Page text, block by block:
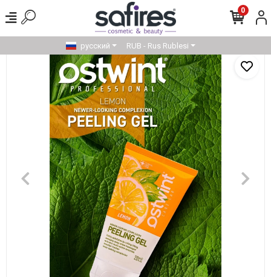
0
русский RUB - Rus Rublesi